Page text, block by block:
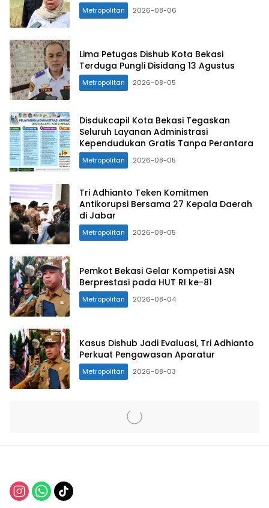
Metropolitan 2026-08-06
Lima Petugas Dishub Kota Bekasi
Terduga Pungli Disidang 13 Agustus
Metropolitan 2026-08-05
Disdukcapil Kota Bekasi Tegaskan
Seluruh Layanan Administrasi
Kependudukan Gratis Tanpa Perantara
Metropolitan 2026-08-05
Tri Adhianto Teken Komitmen
Antikorupsi Bersama 27 Kepala Daerah
di Jabar
Metropolitan 2026-08-05
Pemkot Bekasi Gelar Kompetisi ASN
Berprestasi pada HUT RI ke-81
Metropolitan 2026-08-04
Kasus Dishub Jadi Evaluasi, Tri Adhianto
Perkuat Pengawasan Aparatur
Metropolitan 2026-08-03